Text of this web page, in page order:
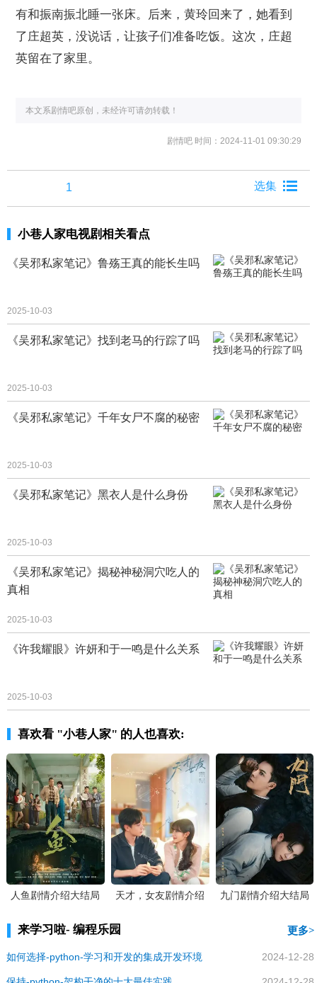
有和振南振北睡一张床。后来，黄玲回来了，她看到
了庄超英，没说话，让孩子们准备吃饭。这次，庄超
英留在了家里。
本文系剧情吧原创，未经许可请勿转载！
剧情吧时间：2024-11-01 09:30:29
1
小巷人家电视剧相关看点
《吴邪私家笔记》鲁殇王真的能长生吗
2025-10-03
《吴邪私家笔记》找到老马的行踪了吗
2025-10-03
《吴邪私家笔记》千年女尸不腐的秘密
2025-10-03
《吴邪私家笔记》黑衣人是什么身份
2025-10-03
《吴邪私家笔记》揭秘神秘洞穴吃人的
真相
2025-10-03
《许我耀眼》许妍和于一鸣是什么关系
2025-10-03
喜欢看 "小巷人家" 的人也喜欢:
人鱼剧情介绍大结局
天才，女友剧情介绍
九门剧情介绍大结局
来学习啦- 编程乐园 更多
2024-12-28
如何选择-python-学习和开发的集成开发环境